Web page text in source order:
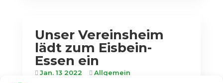
Unser Vereinsheim
lädt zum Eisbein-
Essen ein
Jan. 13 2022 Allgemein